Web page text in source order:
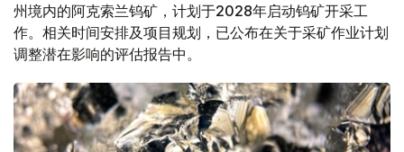
州境内的阿克索兰钨矿，计划于2028年启动钨矿开采工
作。相关时间安排及项目规划，已公布在关于采矿作业计划
调整潜在影响的评估报告中。